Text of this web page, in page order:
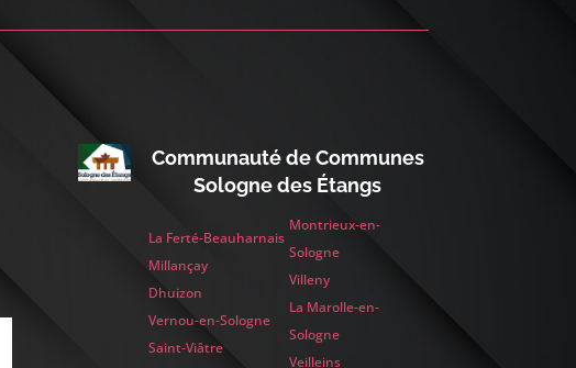
Communauté de Communes
Sologne des Étangs
La Ferté-Beauharnais
Millançay
Dhuizon
Vernou-en-Sologne
Saint-Viâtre
Montrieux-en-
Sologne
Villeny
La Marolle-en-
Sologne
Veilleins